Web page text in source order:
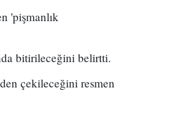
'pişmanlık
bitirileceğini belirtti.
çekileceğini resmen